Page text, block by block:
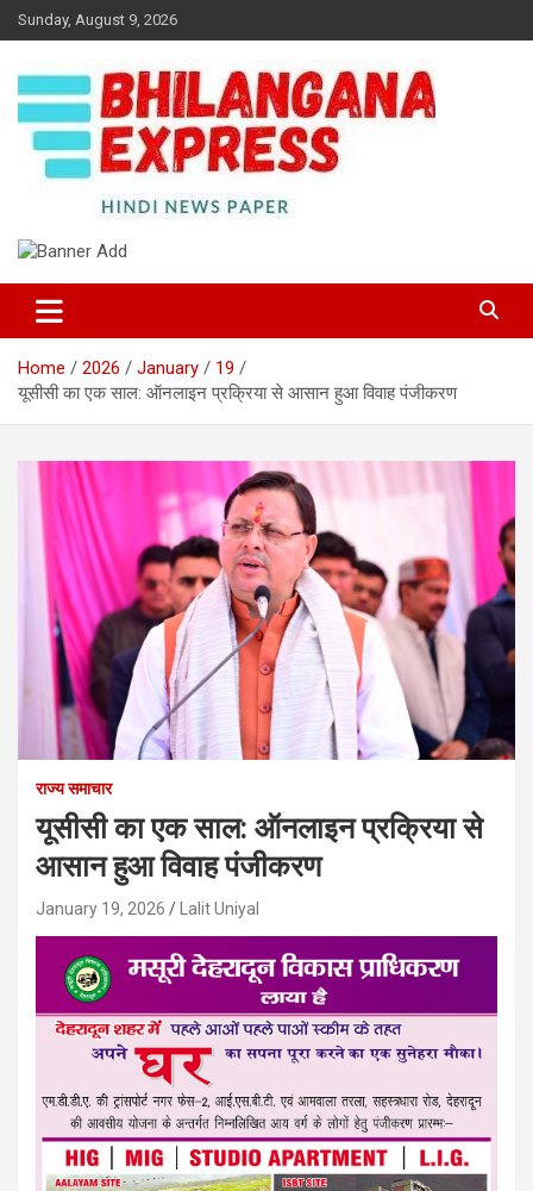
Skip
to
Sunday, August 9, 2026
Bhilangana Express
Home 2026 January
19
यूसीसी का एक साल: ऑनलाइन प्रक्रिया से आसान हुआ विवाह पंजीकरण
राज्य समाचार
यूसीसी का एक साल: ऑनलाइन प्रक्रिया से
आसान हुआ विवाह पंजीकरण
January 19, 2026 Lalit Uniyal